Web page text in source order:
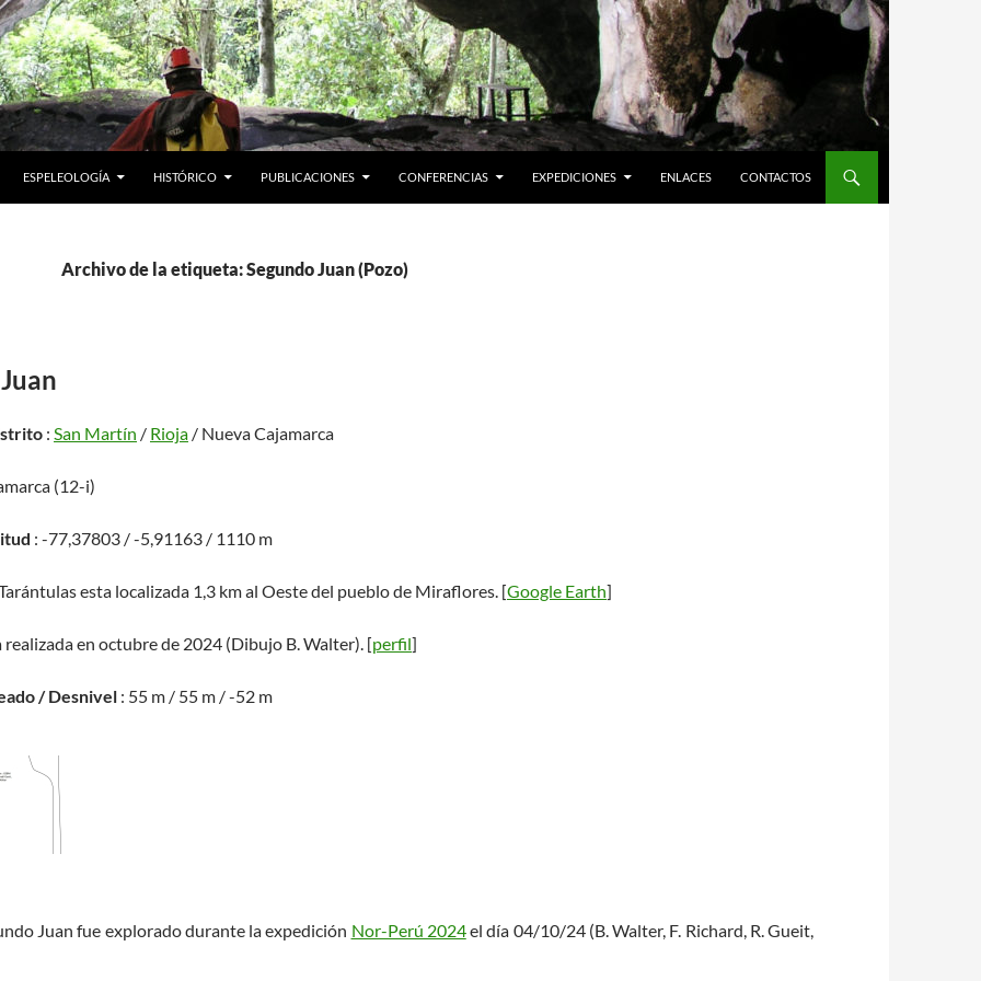
ESPELEOLOGÍA HISTÓRICO PUBLICACIONES CONFERENCIAS EXPEDICIONES ENLACES CONTACTOS
Archivo de la etiqueta: Segundo Juan (Pozo)
: San Martín / Rioja / Nueva Cajamarca
(12-i)
: -77,37803 / -5,91163 / 1110 m
esta localizada 1,3 km al Oeste del pueblo de Miraflores. [Google Earth]
realizada en octubre de 2024 (Dibujo B. Walter). [perfil]
/ Desnivel : 55 m / 55 m / -52 m
Juan fue explorado durante la expedición Nor-Perú 2024el día 04/10/24 (B. Walter, F. Richard, R. Gueit,